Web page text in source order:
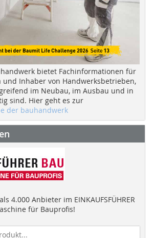
bietet Fachinformationen für
Inhaber von Handwerksbetrieben,
im Neubau, im Ausbau und in
sind. Hier geht es zur
der bauhandwerk
4.000 Anbieter im EINKAUFSFÜHRER
für Bauprofis!